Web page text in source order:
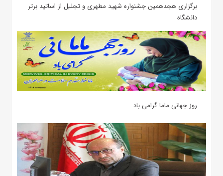
برگزاری هجدهمین جشنواره شهید مطهری و تجلیل از اساتید برتر
دانشگاه
روز جهانی ماما گرامی باد